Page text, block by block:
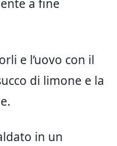
a fine
e l’uovo con il
di limone e la
in un